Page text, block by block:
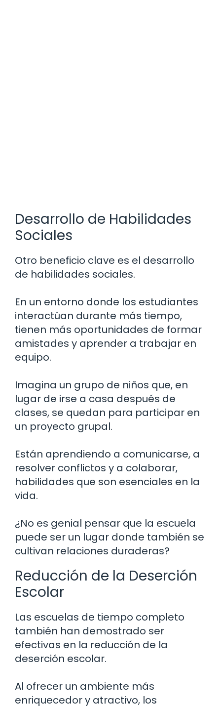
Desarrollo de Habilidades
Sociales
Otro beneficio clave es el desarrollo
de habilidades sociales.
En un entorno donde los estudiantes
interactúan durante más tiempo,
tienen más oportunidades de formar
amistades y aprender a trabajar en
equipo.
Imagina un grupo de niños que, en
lugar de irse a casa después de
clases, se quedan para participar en
un proyecto grupal.
Están aprendiendo a comunicarse, a
resolver conflictos y a colaborar,
habilidades que son esenciales en la
vida.
¿No es genial pensar que la escuela
puede ser un lugar donde también se
cultivan relaciones duraderas?
Reducción de la Deserción
Escolar
Las escuelas de tiempo completo
también han demostrado ser
efectivas en la reducción de la
deserción escolar.
Al ofrecer un ambiente más
enriquecedor y atractivo, los